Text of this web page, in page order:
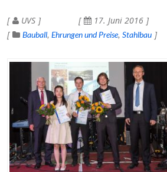
UVS 17. Juni 2016
Bauball Ehrungen und Preise Stahlbau